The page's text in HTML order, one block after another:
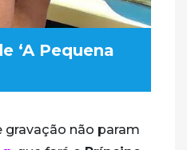
‘A Pequena
gravação não param